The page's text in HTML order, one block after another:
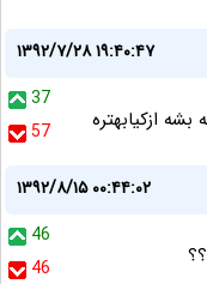
۱۳۹۲/۷/۲۸ ۱۹:۴۰:۴۷
37
57
ازکیابهتره
۱۳۹۲/۸/۱۵ ۰۰:۴۴:۰۲
46
46